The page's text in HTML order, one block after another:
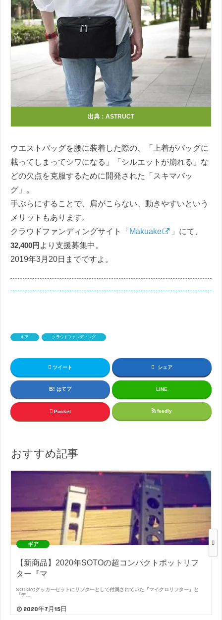
出典：ASTRUCT
ウエストバッグを腰に装着した際の、「上着がバッグに
載ってしまってシワになる」「シルエットが崩れる」な
どの欠点を克服するために開発された「スキマバッ
グ」。
手ぶらにすることで、肩がこらない、動きやすいという
メリットもあります。
クラウドファンディングサイト「 Makuake
」にて、
32,400円 より支援募集中。
2019年3月20日までですよ。
ギア クラウドファンディング
ツイート シェア
はてブ LINE
Pocket feedly
おすすめ記事
ギア
【新商品】2020年SOTOの超コンパクトポットリフ
ター『マ
SOTOのクッカーセットにリフターとして付属されていた『マイクロリフター』と
『デ…
2020年7月15日